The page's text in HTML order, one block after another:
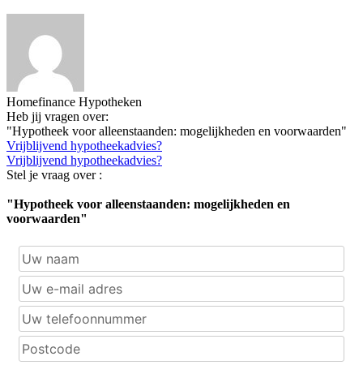
Homefinance Hypotheken
Heb jij vragen over:
"Hypotheek voor alleenstaanden: mogelijkheden en voorwaarden"
Vrijblijvend hypotheekadvies?
Vrijblijvend hypotheekadvies?
Stel je vraag over :
"Hypotheek voor alleenstaanden: mogelijkheden en
voorwaarden"